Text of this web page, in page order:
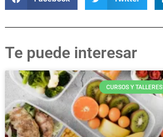
Te puede interesar
CURSOS Y TALLERES